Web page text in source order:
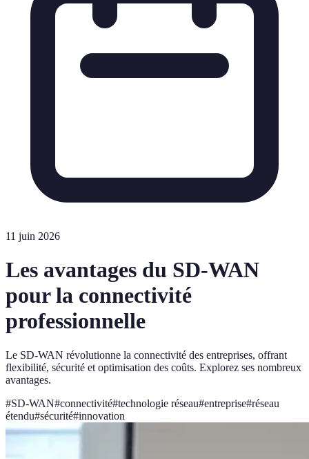
11 juin 2026
Les avantages du SD-WAN
pour la connectivité
professionnelle
Le SD-WAN révolutionne la connectivité des entreprises, offrant
flexibilité, sécurité et optimisation des coûts. Explorez ses nombreux
avantages.
#SD-WAN#connectivité#technologie réseau#entreprise#réseau
étendu#sécurité#innovation